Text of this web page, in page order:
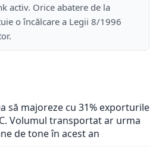
activ. Orice abatere de la
o încălcare a Legii 8/1996
să majoreze cu 31% exporturile
Volumul transportat ar urma
de tone în acest an